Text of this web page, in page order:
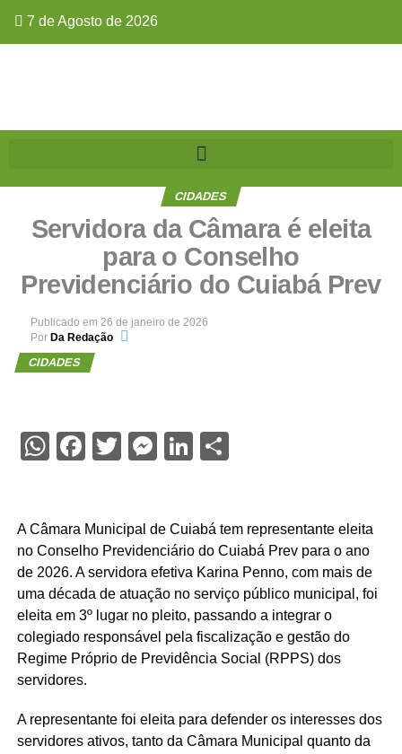
7 de Agosto de 2026
CIDADES
Servidora da Câmara é eleita
para o Conselho
Previdenciário do Cuiabá Prev
Publicado em 26 de janeiro de 2026
Por Da Redação
CIDADES
WhatsApp
Facebook
Twitter
Messenger
LinkedIn
Share
A Câmara Municipal de Cuiabá tem representante eleita
no Conselho Previdenciário do Cuiabá Prev para o ano
de 2026. A servidora efetiva Karina Penno, com mais de
uma década de atuação no serviço público municipal, foi
eleita em 3º lugar no pleito, passando a integrar o
colegiado responsável pela fiscalização e gestão do
Regime Próprio de Previdência Social (RPPS) dos
servidores.
A representante foi eleita para defender os interesses dos
servidores ativos, tanto da Câmara Municipal quanto da